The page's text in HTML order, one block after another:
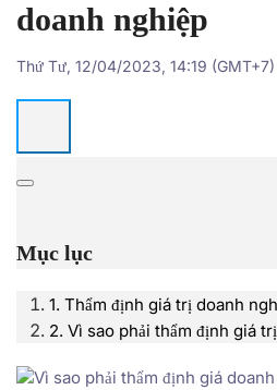
doanh nghiệp
Thứ Tư, 12/04/2023, 14:19 (GMT+7)
Mục lục
1. Thẩm định giá trị doanh
2. Vì sao phải thẩm định giá